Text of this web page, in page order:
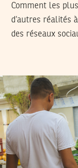
Comment les
d’autres réalités
des réseaux